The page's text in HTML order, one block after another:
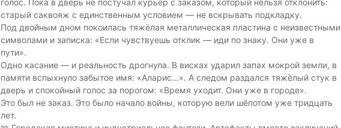
голос. Пока в дверь не постучал курьер с заказом, который нельзя отклонить:
старый саквояж с единственным условием — не вскрывать подкладку.
Под двойным дном покоилась тяжёлая металлическая пластина с неизвестными
символами и записка: «Если чувствуешь отклик — иди по знаку. Они уже в
пути».
Одно касание — и реальность дрогнула. В висках ударил запах мокрой земли, в
памяти вспыхнуло забытое имя: «Аларис…». А следом раздался тяжёлый стук в
дверь и спокойный голос за порогом: «Время уходит. Они уже в городе».
Это был не заказ. Это было начало войны, которую вели шёпотом уже тридцать
лет.